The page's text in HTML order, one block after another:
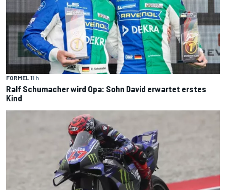
FORMEL 11 h
Ralf Schumacher wird Opa: Sohn David erwartet erstes
Kind